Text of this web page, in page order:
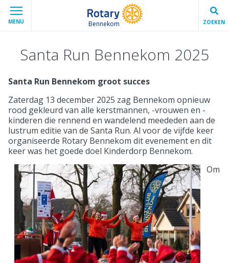
MENU Bennekom ZOEKEN
Santa Run Bennekom 2025
Santa Run Bennekom groot succes
Zaterdag 13 december 2025 zag Bennekom opnieuw
rood gekleurd van alle kerstmannen, -vrouwen en -
kinderen die rennend en wandelend meededen aan de
lustrum editie van de Santa Run. Al voor de vijfde keer
organiseerde Rotary Bennekom dit evenement en dit
keer was het goede doel Kinderdorp Bennekom.
Om